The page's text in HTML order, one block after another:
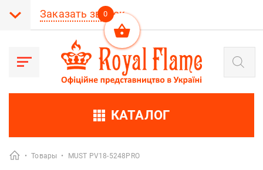
Заказать звонок
Поиск
товаров
КАТАЛОГ
• Товары • MUST PV18-5248PRO
0